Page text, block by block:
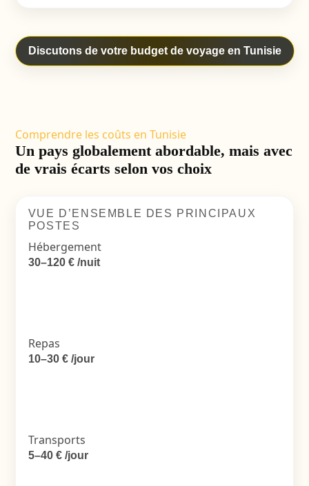
Discutons de votre budget de voyage en Tunisie
Comprendre les coûts en Tunisie
Un pays globalement abordable, mais avec
de vrais écarts selon vos choix
VUE D’ENSEMBLE DES PRINCIPAUX
POSTES
Hébergement
30–120 € /nuit
Repas
10–30 € /jour
Transports
5–40 € /jour